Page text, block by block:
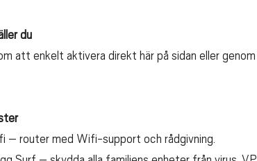
du
att enkelt aktivera direkt här på sidan eller
– router med Wifi-support och rådgivning.